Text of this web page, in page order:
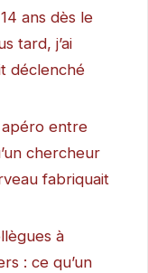
ans dès le
tard, j’ai
déclenché
entre
chercheur
fabriquait
à
: ce qu’un